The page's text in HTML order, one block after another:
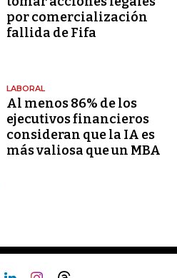
por comercialización
fallida de Fifa
LABORAL
Al menos 86% de los
ejecutivos financieros
consideran que la IA es
más valiosa que un MBA